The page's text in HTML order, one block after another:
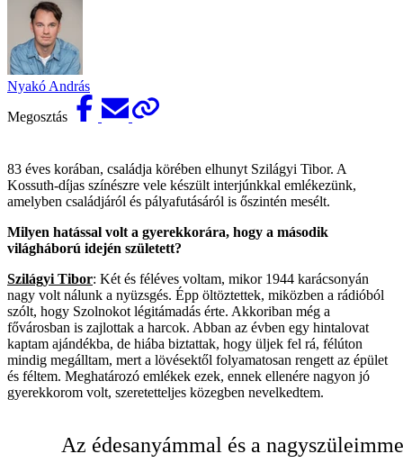
Nyakó András
Megosztás
83 éves korában, családja körében elhunyt Szilágyi Tibor. A
Kossuth-díjas színészre vele készült interjúnkkal emlékezünk,
amelyben családjáról és pályafutásáról is őszintén mesélt.
Milyen hatással volt a gyerekkorára, hogy a második
világháború idején született?
Szilágyi Tibor: Két és féléves voltam, mikor 1944 karácsonyán
nagy volt nálunk a nyüzsgés. Épp öltöztettek, miközben a rádióból
szólt, hogy Szolnokot légitámadás érte. Akkoriban még a
fővárosban is zajlottak a harcok. Abban az évben egy hintalovat
kaptam ajándékba, de hiába biztattak, hogy üljek fel rá, félúton
mindig megálltam, mert a lövésektől folyamatosan rengett az épület
és féltem. Meghatározó emlékek ezek, ennek ellenére nagyon jó
gyerekkorom volt, szeretetteljes közegben nevelkedtem.
Az édesanyámmal és a